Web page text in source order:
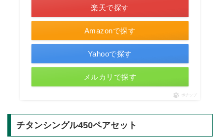
Amazonで探す
楽天で探す
Yahooで探す
メルカリで探す
ポチップ
チタンシングル450ペアセット